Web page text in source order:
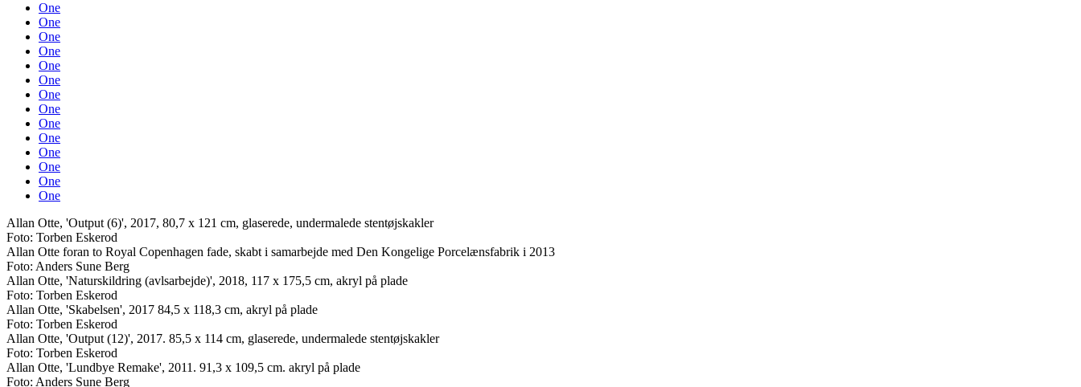
One
One
One
One
One
One
One
One
One
One
One
One
One
One
Allan Otte, 'Output (6)', 2017, 80,7 x 121 cm, glaserede, undermalede stentøjskakler
Foto: Torben Eskerod
Allan Otte foran to Royal Copenhagen fade, skabt i samarbejde med Den Kongelige Porcelænsfabrik i 2013
Foto: Anders Sune Berg
Allan Otte, 'Naturskildring (avlsarbejde)', 2018, 117 x 175,5 cm, akryl på plade
Foto: Torben Eskerod
Allan Otte, 'Skabelsen', 2017 84,5 x 118,3 cm, akryl på plade
Foto: Torben Eskerod
Allan Otte, 'Output (12)', 2017. 85,5 x 114 cm, glaserede, undermalede stentøjskakler
Foto: Torben Eskerod
Allan Otte, 'Lundbye Remake', 2011. 91,3 x 109,5 cm. akryl på plade
Foto: Anders Sune Berg